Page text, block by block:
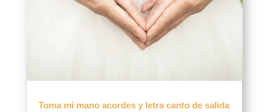
Toma mi mano acordes y letra canto de salida